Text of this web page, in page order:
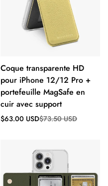
Coque transparente HD
pour iPhone 12/12 Pro +
portefeuille MagSafe en
cuir avec support
Prix
$63.00 USD
Prix
$73.50 USD